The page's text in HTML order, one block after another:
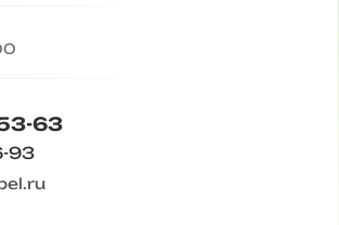
Антрацит
3 мм
мм: 2800*2523*444
размер, мм:
63
93